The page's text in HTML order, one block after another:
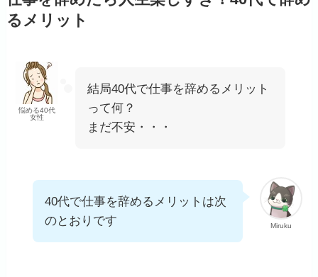
るメリット
悩める40代
女性
結局40代で仕事を辞めるメリット
って何？
まだ不安・・・
Miruku
40代で仕事を辞めるメリットは次
のとおりです